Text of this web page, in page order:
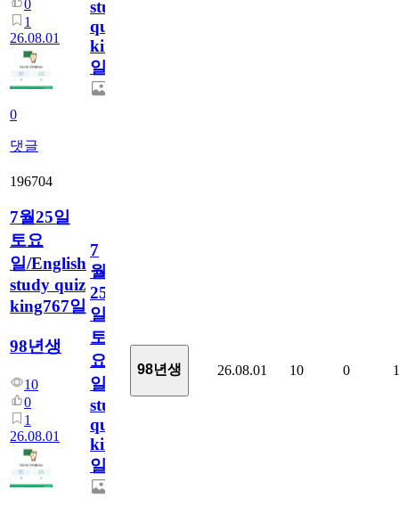
0
1
26.08.01
0
댓글
study
quiz
king768
일
196704
7월25일
토요
일/English
study quiz
king767일
98년생
10
0
1
26.08.01
7
월
25
일
토
요
일/English
study
quiz
king767
일
98년생 26.08.01 10 0 1